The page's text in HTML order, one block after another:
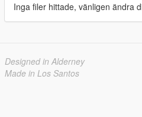
Inga filer hittade, vänligen ändra
Designed in Alderney
Made in Los Santos